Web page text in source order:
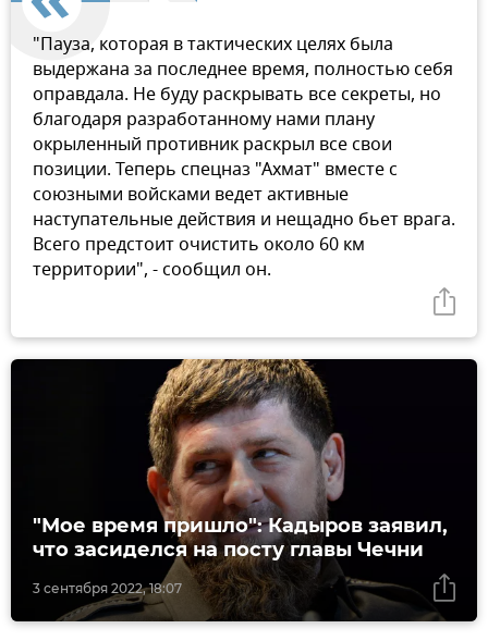
"Пауза, которая в тактических целях была
выдержана за последнее время, полностью себя
оправдала. Не буду раскрывать все секреты, но
благодаря разработанному нами плану
окрыленный противник раскрыл все свои
позиции. Теперь спецназ "Ахмат" вместе с
союзными войсками ведет активные
наступательные действия и нещадно бьет врага.
Всего предстоит очистить около 60 км
территории", - сообщил он.
3 сентября 2022, 18:07
"Мое время пришло": Кадыров заявил,
что засиделся на посту главы Чечни